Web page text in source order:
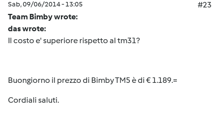
Sab, 09/06/2014 - 13:05
#23
Team Bimby wrote:
das wrote:
Il costo e' superiore rispetto al tm31?
Buongiorno il prezzo di Bimby TM5 è di € 1.189.=
Cordiali saluti.